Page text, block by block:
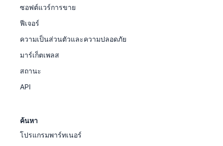
ซอฟต์แวร์การขาย
ฟีเจอร์
ความเป็นส่วนตัวและความปลอดภัย
มาร์เก็ตเพลส
สถานะ
API
ค้นหา
โปรแกรมพาร์ทเนอร์